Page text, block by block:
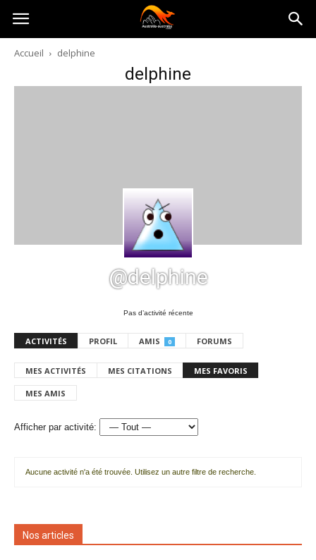
Australia-
australie.com
Accueil delphine
delphine
@delphine
Pas d’activité récente
ACTIVITÉS PROFIL AMIS 0 FORUMS
MES ACTIVITÉS MES CITATIONS MES FAVORIS
MES AMIS
Afficher par activité:
Aucune activité n'a été trouvée. Utilisez un autre filtre de recherche.
Nos articles